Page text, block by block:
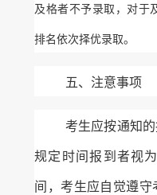
及格者不予录取，对于
排名依次择优录取。
五、注意事项
考生应按通知
规定时间报到者视
间，考生应自觉遵